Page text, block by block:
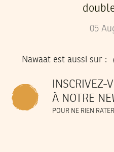
05
Nawaat est aussi sur :
INSCRIVEZ-
À NOTRE
POUR NE RIEN